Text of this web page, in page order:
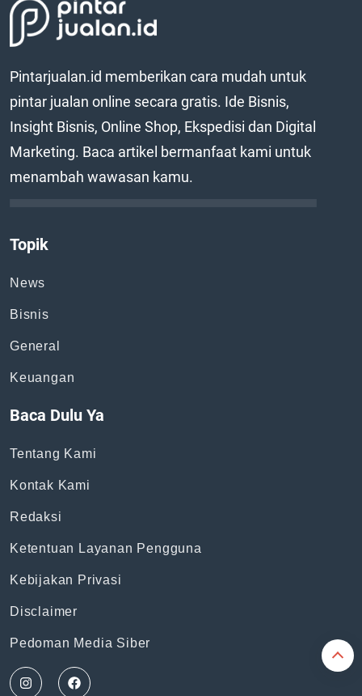
Pintarjualan.id memberikan cara mudah untuk
pintar jualan online secara gratis. Ide Bisnis,
Insight Bisnis, Online Shop, Ekspedisi dan Digital
Marketing. Baca artikel bermanfaat kami untuk
menambah wawasan kamu.
Topik